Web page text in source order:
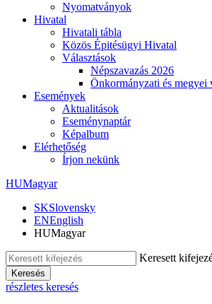
Nyomatványok
Hivatal
Hivatali tábla
Közös Épitésügyi Hivatal
Választások
Népszavazás 2026
Önkormányzati és megyei
Események
Aktualitások
Eseménynaptár
Képalbum
Elérhetőség
Írjon nekünk
HUMagyar
SKSlovensky
ENEnglish
HUMagyar
Keresett
Keresés
részletes keresés